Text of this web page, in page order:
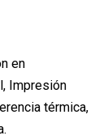
en
Impresión
térmica,